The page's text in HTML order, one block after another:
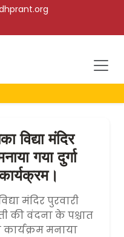
विद्या मंदिर
गया दुर्गा
मंदिर पुरवारी
की वंदना के पश्चात
कार्यक्रम मनाया